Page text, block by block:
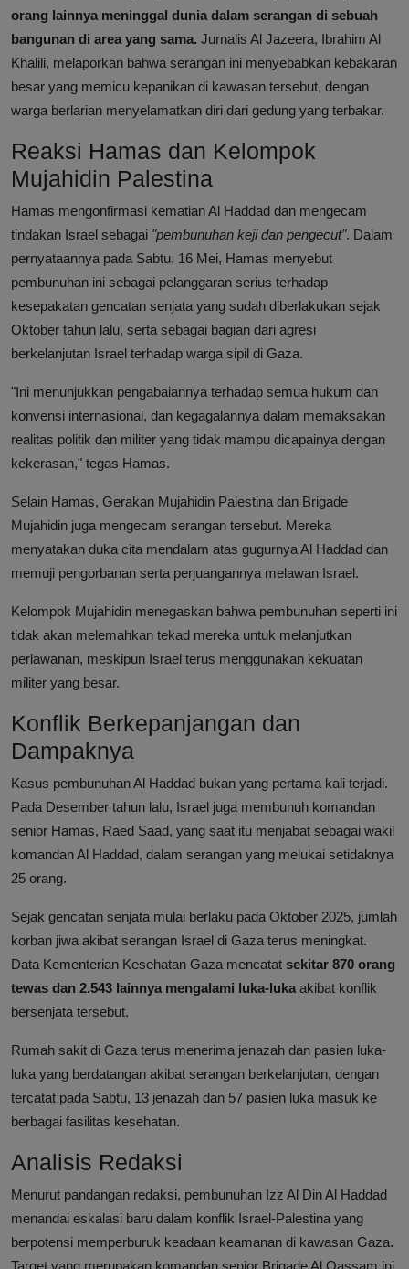
orang lainnya meninggal dunia dalam serangan di sebuah
bangunan di area yang sama. Jurnalis Al Jazeera, Ibrahim Al
Khalili, melaporkan bahwa serangan ini menyebabkan kebakaran
besar yang memicu kepanikan di kawasan tersebut, dengan
warga berlarian menyelamatkan diri dari gedung yang terbakar.
Reaksi Hamas dan Kelompok
Mujahidin Palestina
Hamas mengonfirmasi kematian Al Haddad dan mengecam
tindakan Israel sebagai "pembunuhan keji dan pengecut". Dalam
pernyataannya pada Sabtu, 16 Mei, Hamas menyebut
pembunuhan ini sebagai pelanggaran serius terhadap
kesepakatan gencatan senjata yang sudah diberlakukan sejak
Oktober tahun lalu, serta sebagai bagian dari agresi
berkelanjutan Israel terhadap warga sipil di Gaza.
"Ini menunjukkan pengabaiannya terhadap semua hukum dan
konvensi internasional, dan kegagalannya dalam memaksakan
realitas politik dan militer yang tidak mampu dicapainya dengan
kekerasan," tegas Hamas.
Selain Hamas, Gerakan Mujahidin Palestina dan Brigade
Mujahidin juga mengecam serangan tersebut. Mereka
menyatakan duka cita mendalam atas gugurnya Al Haddad dan
memuji pengorbanan serta perjuangannya melawan Israel.
Kelompok Mujahidin menegaskan bahwa pembunuhan seperti ini
tidak akan melemahkan tekad mereka untuk melanjutkan
perlawanan, meskipun Israel terus menggunakan kekuatan
militer yang besar.
Konflik Berkepanjangan dan
Dampaknya
Kasus pembunuhan Al Haddad bukan yang pertama kali terjadi.
Pada Desember tahun lalu, Israel juga membunuh komandan
senior Hamas, Raed Saad, yang saat itu menjabat sebagai wakil
komandan Al Haddad, dalam serangan yang melukai setidaknya
25 orang.
Sejak gencatan senjata mulai berlaku pada Oktober 2025, jumlah
korban jiwa akibat serangan Israel di Gaza terus meningkat.
Data Kementerian Kesehatan Gaza mencatat sekitar 870 orang
tewas dan 2.543 lainnya mengalami luka-luka akibat konflik
bersenjata tersebut.
Rumah sakit di Gaza terus menerima jenazah dan pasien luka-
luka yang berdatangan akibat serangan berkelanjutan, dengan
tercatat pada Sabtu, 13 jenazah dan 57 pasien luka masuk ke
berbagai fasilitas kesehatan.
Analisis Redaksi
Menurut pandangan redaksi, pembunuhan Izz Al Din Al Haddad
menandai eskalasi baru dalam konflik Israel-Palestina yang
berpotensi memperburuk keadaan keamanan di kawasan Gaza.
Target yang merupakan komandan senior Brigade Al Qassam ini